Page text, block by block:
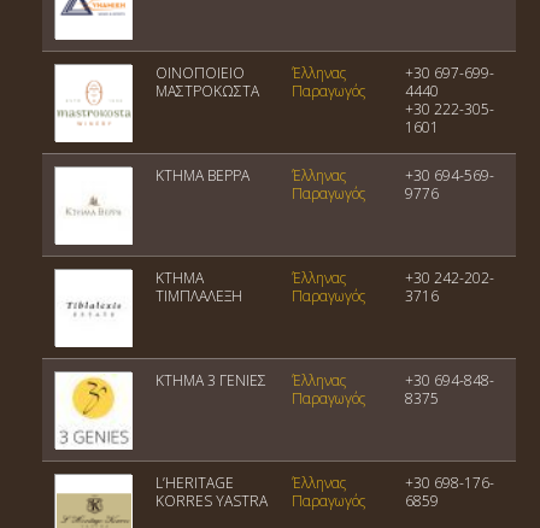
ΟΙΝΟΠΟΙΕΙΟ
ΜΑΣΤΡΟΚΩΣΤΑ
Έλληνας
Παραγωγός
+30 697-699-
4440
+30 222-305-
1601
ΚΤΗΜΑ ΒΕΡΡΑ
Έλληνας
Παραγωγός
+30 694-569-
9776
ΚΤΗΜΑ
ΤΙΜΠΛΑΛΕΞΗ
Έλληνας
Παραγωγός
+30 242-202-
3716
ΚΤΗΜΑ 3 ΓΕΝΙΕΣ
Έλληνας
Παραγωγός
+30 694-848-
8375
L’HERITAGE
KORRES YASTRA
Έλληνας
Παραγωγός
+30 698-176-
6859